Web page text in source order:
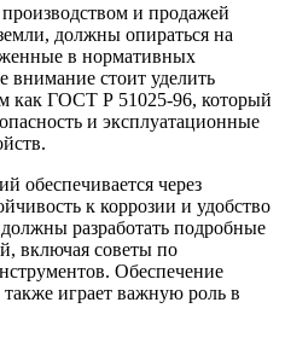
и продажей
должны опираться на
в нормативных
внимание стоит уделить
как ГОСТ Р 51025-96, который
и эксплуатационные
обеспечивается через
к коррозии и удобство
разработать подробные
включая советы по
Обеспечение
также играет важную роль в